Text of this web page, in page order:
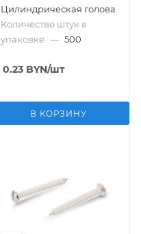
Цилиндрическая голова
Количество штук в
упаковке — 500
0.23 BYN/шт
В КОРЗИНУ